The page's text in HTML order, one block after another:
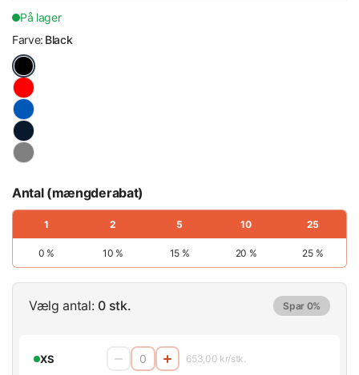
På lager
Farve: Black
Antal (mængderabat)
1 2 5 10 25
0 % 10 % 15 % 20 % 25 %
Vælg antal: 0 stk. Spar 0%
XS 653,00 kr/stk.